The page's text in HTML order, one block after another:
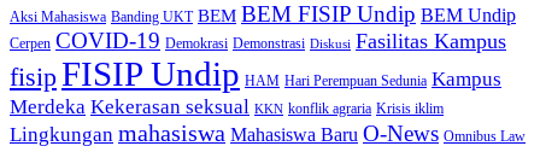
Aksi Mahasiswa Banding UKT BEM BEM FISIP Undip BEM Undip
Cerpen COVID-19 Demokrasi Demonstrasi Diskusi Fasilitas Kampus
fisipFISIP Undip HAM Hari Perempuan Sedunia Kampus
Merdeka Kekerasan seksual KKN konflik agraria Krisis iklim
Lingkungan mahasiswa Mahasiswa Baru O-News Omnibus Law